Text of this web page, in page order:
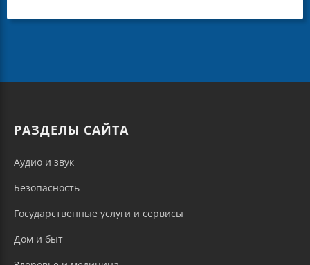
РАЗДЕЛЫ САЙТА
Аудио и звук
Безопасность
Государственные услуги и сервисы
Дом и быт